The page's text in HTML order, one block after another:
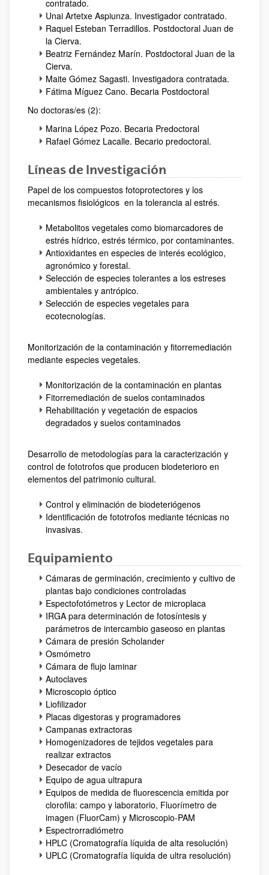
contratado.
Unai Artetxe Aspiunza. Investigador contratado.
Raquel Esteban Terradillos. Postdoctoral Juan de
la Cierva.
Beatriz Fernández Marín. Postdoctoral Juan de la
Cierva.
Maite Gómez Sagasti. Investigadora contratada.
Fátima Míguez Cano. Becaria Postdoctoral
No doctoras/es (2):
Marina López Pozo. Becaria Predoctoral
Rafael Gómez Lacalle. Becario predoctoral.
Líneas de Investigación
Papel de los compuestos fotoprotectores y los
mecanismos fisiológicos en la tolerancia al estrés.
Metabolitos vegetales como biomarcadores de
estrés hídrico, estrés térmico, por contaminantes.
Antioxidantes en especies de interés ecológico,
agronómico y forestal.
Selección de especies tolerantes a los estreses
ambientales y antrópico.
Selección de especies vegetales para
ecotecnologías.
Monitorización de la contaminación y fitorremediación
mediante especies vegetales.
Monitorización de la contaminación en plantas
Fitorremediación de suelos contaminados
Rehabilitación y vegetación de espacios
degradados y suelos contaminados
Desarrollo de metodologías para la caracterización y
control de fototrofos que producen biodeterioro en
elementos del patrimonio cultural.
Control y eliminación de biodeteriógenos
Identificación de fototrofos mediante técnicas no
invasivas.
Equipamiento
Cámaras de germinación, crecimiento y cultivo de
plantas bajo condiciones controladas
Espectofotómetros y Lector de microplaca
IRGA para determinación de fotosíntesis y
parámetros de intercambio gaseoso en plantas
Cámara de presión Scholander
Osmómetro
Cámara de flujo laminar
Autoclaves
Microscopio óptico
Liofilizador
Placas digestoras y programadores
Campanas extractoras
Homogenizadores de tejidos vegetales para
realizar extractos
Desecador de vacío
Equipo de agua ultrapura
Equipos de medida de fluorescencia emitida por
clorofila: campo y laboratorio, Fluorímetro de
imagen (FluorCam) y Microscopio-PAM
Espectrorradiómetro
HPLC (Cromatografía líquida de alta resolución)
UPLC (Cromatografía líquida de ultra resolución)